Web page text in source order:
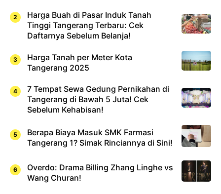
Harga Buah di Pasar Induk Tanah
Tinggi Tangerang Terbaru: Cek
Daftarnya Sebelum Belanja!
Harga Tanah per Meter Kota
Tangerang 2025
7 Tempat Sewa Gedung Pernikahan di
Tangerang di Bawah 5 Juta! Cek
Sebelum Kehabisan!
Berapa Biaya Masuk SMK Farmasi
Tangerang 1? Simak Rinciannya di Sini!
Overdo: Drama Billing Zhang Linghe vs
Wang Churan!